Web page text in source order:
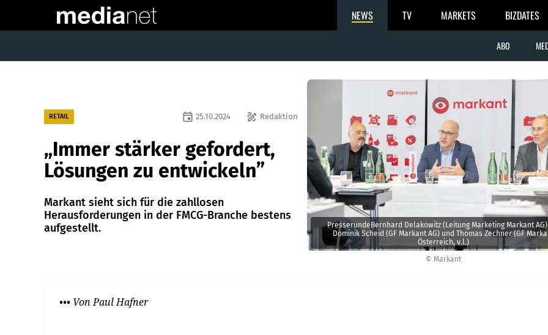
NEWS TV MARKETS BIZDATES
ABO
© Markant
PresserundeBernhard Delakowitz (Leitung Marketing Markant
Dominik Scheid (GF Markant AG) und Thomas Zechner (GF
Österreich, v.l.)
RETAIL draw Redaktion
event 25.10.2024
„Immer stärker gefordert,
Lösungen zu entwickeln”
Markant sieht sich für die zahllosen
Herausforderungen in der FMCG-Branche bestens
aufgestellt.
••• Von Paul Hafner